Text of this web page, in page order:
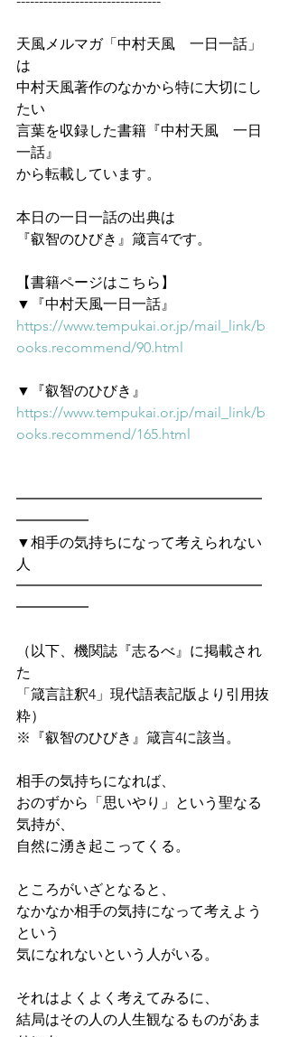
天風メルマガ「中村天風　一日一話」
は
中村天風著作のなかから特に大切にし
たい
言葉を収録した書籍『中村天風　一日
一話』
から転載しています。
本日の一日一話の出典は
『叡智のひびき』箴言4です。
【書籍ページはこちら】
▼『中村天風一日一話』
https://www.tempukai.or.jp/mail_link/b
ooks.recommend/90.html
▼『叡智のひびき』
https://www.tempukai.or.jp/mail_link/b
ooks.recommend/165.html
━━━━━━━━━━━━━━━━━
━━━━━
▼相手の気持ちになって考えられない
人
━━━━━━━━━━━━━━━━━
━━━━━
（以下、機関誌『志るべ』に掲載され
た
「箴言註釈4」現代語表記版より引用抜
粋）
※『叡智のひびき』箴言4に該当。
相手の気持ちになれば、
おのずから「思いやり」という聖なる
気持が、
自然に湧き起こってくる。
ところがいざとなると、
なかなか相手の気持になって考えよう
という
気になれないという人がいる。
それはよくよく考えてみるに、
結局はその人の人生観なるものがあま